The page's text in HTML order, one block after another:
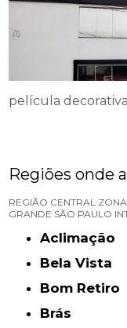
película
Regiões onde
REGIÃO CENTRAL
GRANDE SÃO PAULO
Aclimação
Bela Vista
Bom Retiro
Brás